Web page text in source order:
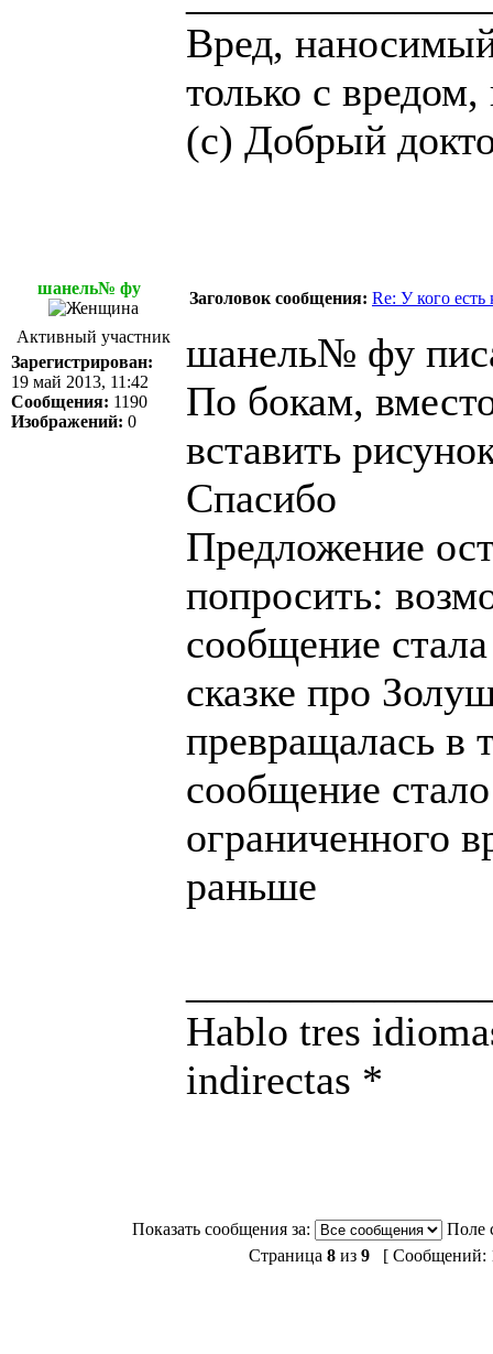
Вред,
только с
(с) Добрый
шанель№ фу
Заголовок сообщения: Re: У кого
Активный участник
Зарегистрирован:
19 май 2013, 11:42
Сообщения: 1190
Изображений: 0
шанель№ фу
По бокам,
вставить
Спасибо
Предложение
попросить:
сообщение
сказке про
превращалась в
сообщение
ограниченного
раньше
Hablo tres
indirectas *
Показать сообщения за:
Поле
Страница 8 из 9 [ Сообщений: